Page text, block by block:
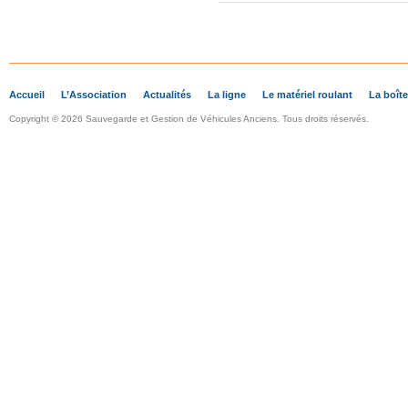
Accueil L’Association Actualités La ligne Le matériel roulant La
Copyright © 2026 Sauvegarde et Gestion de Véhicules Anciens. Tous droits réservés.